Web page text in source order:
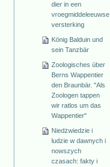
dier in een
vroegmiddeleeuwse
versterking
König Balduin und
sein Tanzbär
Zoologisches über
Berns Wappentier
den Braunbär. "Als
Zoologen tappen
wir ratlos um das
Wappentier"
Niedżwiedzie i
ludzie w dawnych i
nowszych
czasach: fakty i